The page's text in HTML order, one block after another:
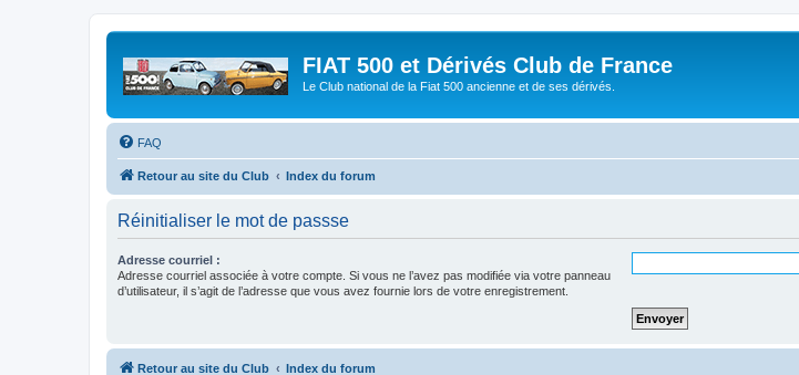
FIAT 500 et Dérivés Club de France
Le Club national de la Fiat 500 ancienne et de ses dérivés.
FAQ
Retour au site du Club Index du forum
Réinitialiser le mot de passse
Adresse courriel :
Adresse courriel associée à votre compte. Si vous ne l’avez pas modifiée via votre panneau
d’utilisateur, il s’agit de l’adresse que vous avez fournie lors de votre enregistrement.
Retour au site du Club Index du forum